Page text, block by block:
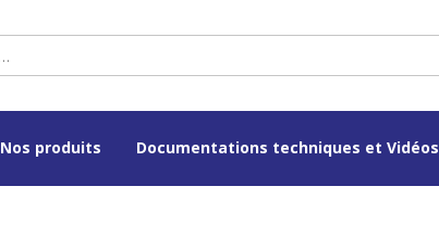
Nos produits Documentations techniques et Vidéos